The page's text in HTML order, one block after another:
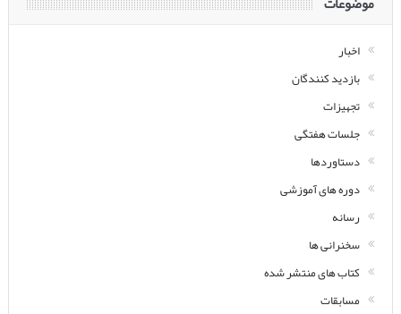
اخبار
بازدید کنندگان
تجهیزات
جلسات هفتگی
دستاوردها
دوره های آموزشی
رسانه
سخنرانی ها
کتاب های منتشر شده
مسابقات